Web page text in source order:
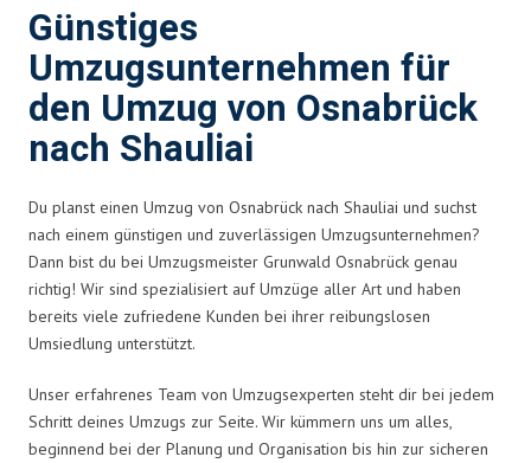
Günstiges
Umzugsunternehmen für
den Umzug von Osnabrück
nach Shauliai
Du planst einen Umzug von Osnabrück nach Shauliai und suchst
nach einem günstigen und zuverlässigen Umzugsunternehmen?
Dann bist du bei Umzugsmeister Grunwald Osnabrück genau
richtig! Wir sind spezialisiert auf Umzüge aller Art und haben
bereits viele zufriedene Kunden bei ihrer reibungslosen
Umsiedlung unterstützt.
Unser erfahrenes Team von Umzugsexperten steht dir bei jedem
Schritt deines Umzugs zur Seite. Wir kümmern uns um alles,
beginnend bei der Planung und Organisation bis hin zur sicheren